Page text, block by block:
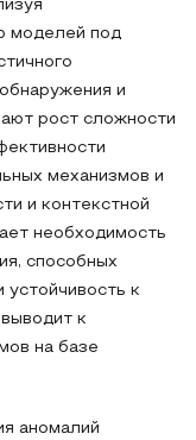
моделей под
и
рост сложности
механизмов и
и контекстной
необходимость
способных
устойчивость к
к
на базе
аномалий